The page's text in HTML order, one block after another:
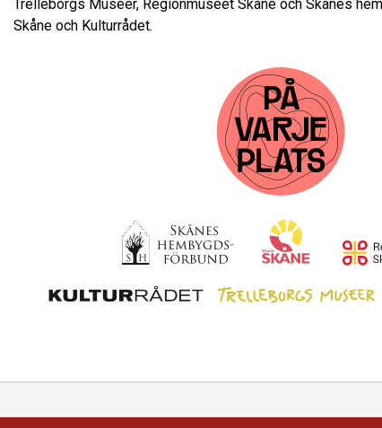
Trelleborgs Museer, Regionmuseet Skåne och Skånes
Skåne och Kulturrådet.